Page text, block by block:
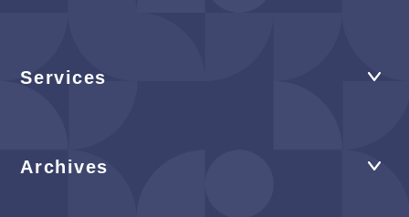
Services
Archives